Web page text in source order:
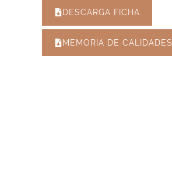
DESCARGA FICHA
MEMORIA DE CALIDADES